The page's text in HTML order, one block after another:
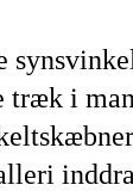
træk i